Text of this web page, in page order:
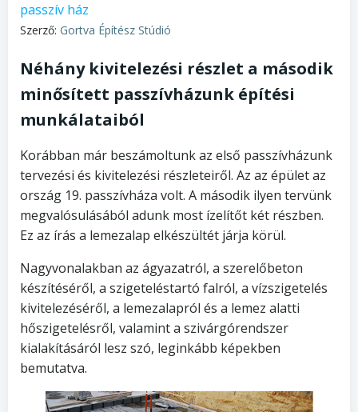
passzív ház
Szerző: Gortva Építész Stúdió
Néhány kivitelezési részlet a második
minősített passzívházunk építési
munkálataiból
Korábban már beszámoltunk az első passzívházunk
tervezési és kivitelezési részleteiről. Az az épület az
ország 19. passzívháza volt. A második ilyen tervünk
megvalósulásából adunk most ízelítőt két részben.
Ez az írás a lemezalap elkészültét járja körül.
Nagyvonalakban az ágyazatról, a szerelőbeton
készítéséről, a szigeteléstartó falról, a vízszigetelés
kivitelezéséről, a lemezalapról és a lemez alatti
hőszigetelésről, valamint a szivárgórendszer
kialakításáról lesz szó, leginkább képekben
bemutatva.